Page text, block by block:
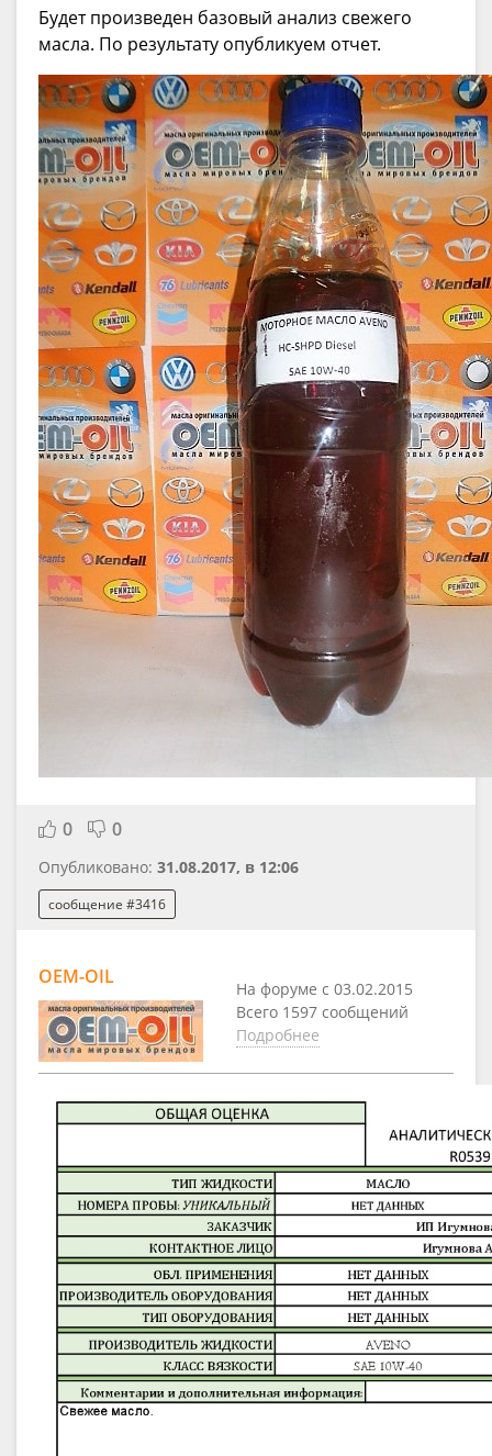
Будет произведен базовый анализ свежего
масла. По результату опубликуем отчет.
0 0
Опубликовано: 31.08.2017, в 12:06
сообщение #3416
OEM-OIL
На форуме с 03.02.2015
Всего 1597 сообщений
Подробнее